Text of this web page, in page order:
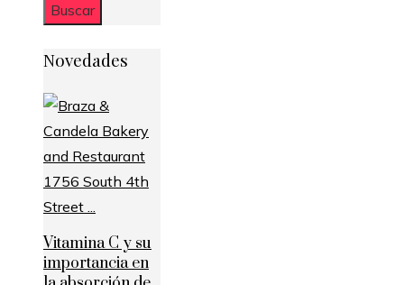
Novedades
Vitamina C y su
importancia en